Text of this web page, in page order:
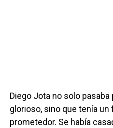
Diego Jota no solo
glorioso, sino que tenía un
prometedor. Se había